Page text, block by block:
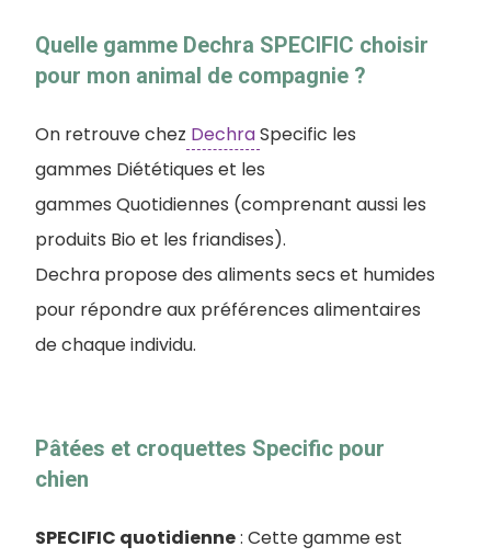
Quelle gamme Dechra SPECIFIC choisir
pour mon animal de compagnie ?
On retrouve chez DechraSpecific les
gammes Diététiques et les
gammes Quotidiennes (comprenant aussi les
produits Bio et les friandises).
Dechra propose des aliments secs et humides
pour répondre aux préférences alimentaires
de chaque individu.
Pâtées et croquettes Specific pour
chien
SPECIFIC quotidienne: Cette gamme est